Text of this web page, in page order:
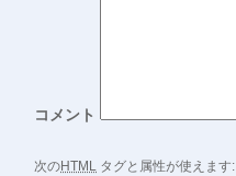
コメント
次のHTML タグと属性が使えます: